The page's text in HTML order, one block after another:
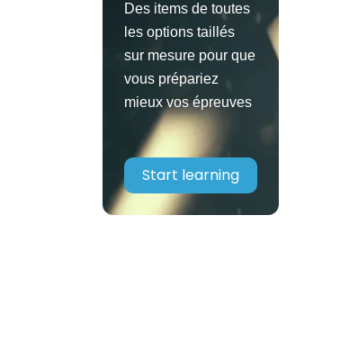
Des items de toutes
les options taillés
sur mesure pour que
vous prépariez
mieux vos épreuves
Start learning